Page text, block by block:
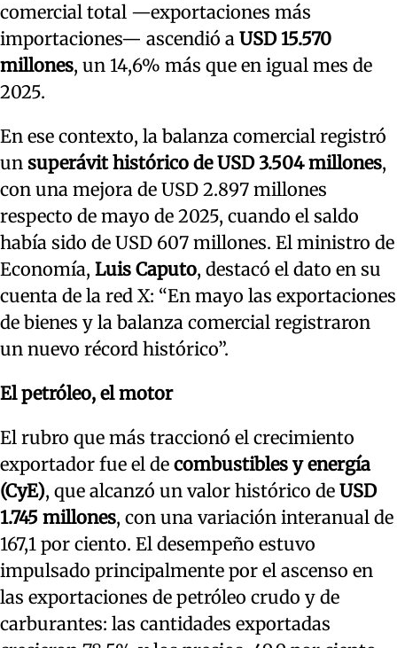
comercial total —exportaciones más
importaciones— ascendió a USD 15.570
millones, un 14,6% más que en igual mes de
2025.
En ese contexto, la balanza comercial registró
un superávit histórico de USD 3.504 millones,
con una mejora de USD 2.897 millones
respecto de mayo de 2025, cuando el saldo
había sido de USD 607 millones. El ministro de
Economía, Luis Caputo, destacó el dato en su
cuenta de la red X: “En mayo las exportaciones
de bienes y la balanza comercial registraron
un nuevo récord histórico”.
El petróleo, el motor
El rubro que más traccionó el crecimiento
exportador fue el de combustibles y energía
(CyE), que alcanzó un valor histórico de USD
1.745 millones, con una variación interanual de
167,1 por ciento. El desempeño estuvo
impulsado principalmente por el ascenso en
las exportaciones de petróleo crudo y de
carburantes: las cantidades exportadas